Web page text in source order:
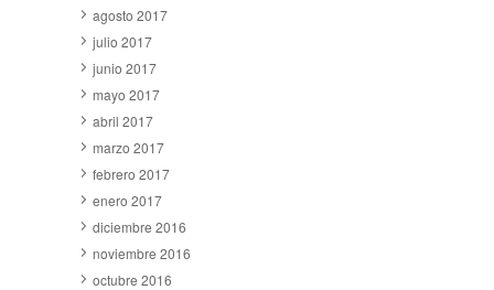
agosto 2017
julio 2017
junio 2017
mayo 2017
abril 2017
marzo 2017
febrero 2017
enero 2017
diciembre 2016
noviembre 2016
octubre 2016